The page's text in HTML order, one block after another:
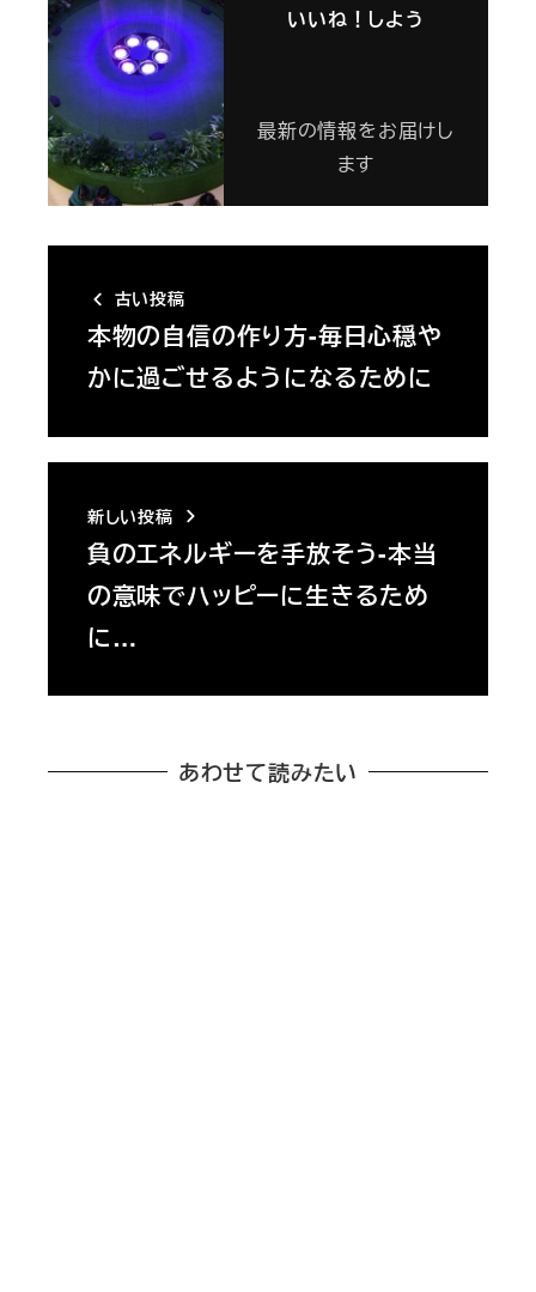
いいね！しよう
最新の情報をお届けし
ます
古い投稿
本物の自信の作り方-毎日心穏や
かに過ごせるようになるために
新しい投稿
負のエネルギーを手放そう-本当
の意味でハッピーに生きるため
に…
あわせて読みたい